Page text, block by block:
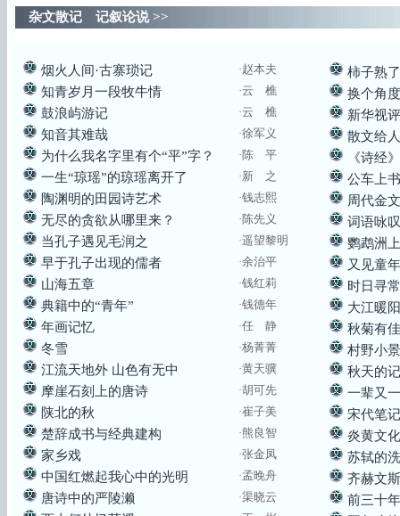
杂文散记 记叙论说>>
烟火人间·古寨琐记 ·赵本夫
知青岁月一段牧牛情 ·云 樵
鼓浪屿游记 ·云 樵
知音其难哉 ·徐军义
为什么我名字里有个“平”字？ ·陈 平
一生“琼瑶”的琼瑶离开了 ·新 之
陶渊明的田园诗艺术 ·钱志熙
无尽的贪欲从哪里来？ ·陈先义
当孔子遇见毛润之 ·遥望黎明
早于孔子出现的儒者 ·余治平
山海五章 ·钱红莉
典籍中的“青年” ·钱德年
年画记忆 ·任 静
冬雪 ·杨菁菁
江流天地外 山色有无中 ·黄天骥
摩崖石刻上的唐诗 ·胡可先
陕北的秋 ·崔子美
楚辞成书与经典建构 ·熊良智
家乡戏 ·张金凤
中国红燃起我心中的光明 ·孟晚舟
唐诗中的严陵濑 ·渠晓云
柿子熟了
换个角
新华视
散文给
《诗经
公车上
周代金
词语咏
鹦鹉洲
又见童
时日寻常
大江暖阳
秋菊有
村野小景
秋天的
一辈又
宋代笔记
炎黄文
苏轼的
齐赫文
前三十